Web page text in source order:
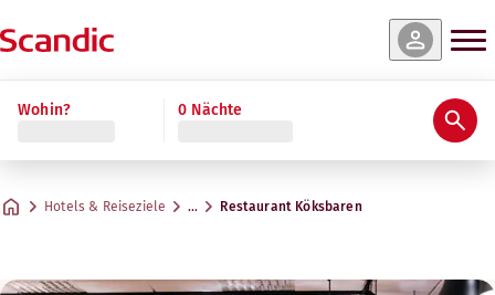
Wohin? 0 Nächte
Hotels & Reiseziele … Restaurant Köksbaren